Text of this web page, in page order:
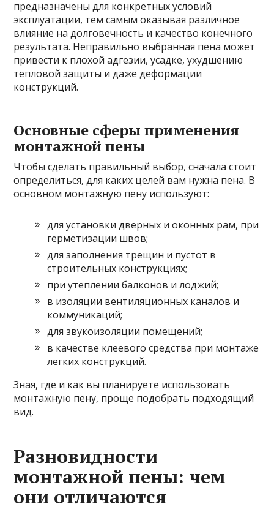
предназначены для конкретных условий
эксплуатации, тем самым оказывая различное
влияние на долговечность и качество конечного
результата. Неправильно выбранная пена может
привести к плохой адгезии, усадке, ухудшению
тепловой защиты и даже деформации
конструкций.
Основные сферы применения
монтажной пены
Чтобы сделать правильный выбор, сначала стоит
определиться, для каких целей вам нужна пена. В
основном монтажную пену используют:
для установки дверных и оконных рам, при
герметизации швов;
для заполнения трещин и пустот в
строительных конструкциях;
при утеплении балконов и лоджий;
в изоляции вентиляционных каналов и
коммуникаций;
для звукоизоляции помещений;
в качестве клеевого средства при монтаже
легких конструкций.
Зная, где и как вы планируете использовать
монтажную пену, проще подобрать подходящий
вид.
Разновидности
монтажной пены: чем
они отличаются